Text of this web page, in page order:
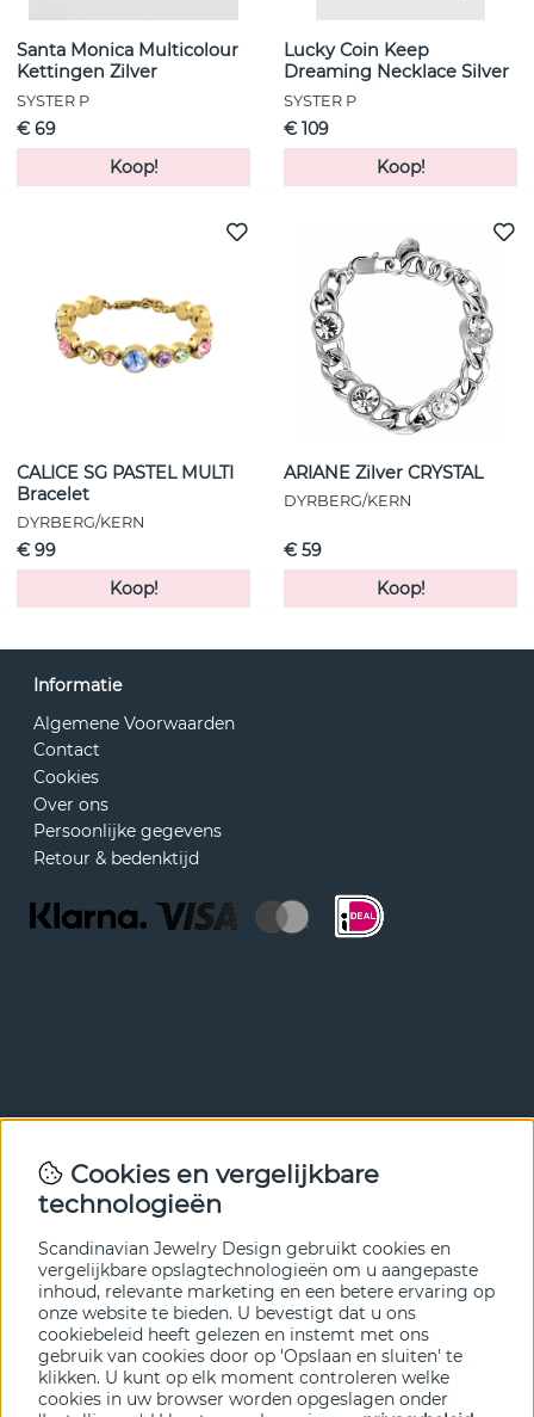
Santa Monica Multicolour
Kettingen Zilver
SYSTER P
€ 69
Koop!
Lucky Coin Keep
Dreaming Necklace Silver
SYSTER P
€ 109
Koop!
CALICE SG PASTEL MULTI
Bracelet
DYRBERG/KERN
€ 99
Koop!
ARIANE Zilver CRYSTAL
DYRBERG/KERN
€ 59
Koop!
Informatie
Algemene Voorwaarden
Contact
Cookies
Over ons
Persoonlijke gegevens
Retour & bedenktijd
Met onze nieuwsbrief ben je als eerste op de hoogte van
nieuws en aanbiedingen. Meld je hieronder aan.
VERZENDEN
Cookies en vergelijkbare
technologieën
Scandinavian Jewelry Design gebruikt cookies en
vergelijkbare opslagtechnologieën om u aangepaste
inhoud, relevante marketing en een betere ervaring op
onze website te bieden. U bevestigt dat u ons
cookiebeleid heeft gelezen en instemt met ons
gebruik van cookies door op 'Opslaan en sluiten' te
klikken. U kunt op elk moment controleren welke
cookies in uw browser worden opgeslagen onder